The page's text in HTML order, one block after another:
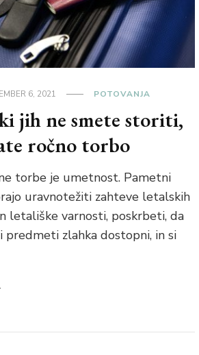
6, 2021 POTOVANJA
jih ne smete storiti,
ročno torbo
torbe je umetnost. Pametni
uravnotežiti zahteve letalskih
letališke varnosti, poskrbeti, da
predmeti zlahka dostopni, in si